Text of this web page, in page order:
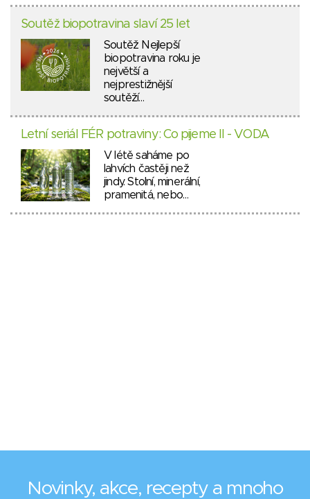
Soutěž biopotravina slaví 25 let
Soutěž Nejlepší
biopotravina roku je
největší a
nejprestižnější
soutěží…
Letní seriál FÉR potraviny: Co pijeme II - VODA
V létě saháme po
lahvích častěji než
jindy. Stolní, minerální,
pramenitá, nebo…
Novinky, akce, recepty a mnoho